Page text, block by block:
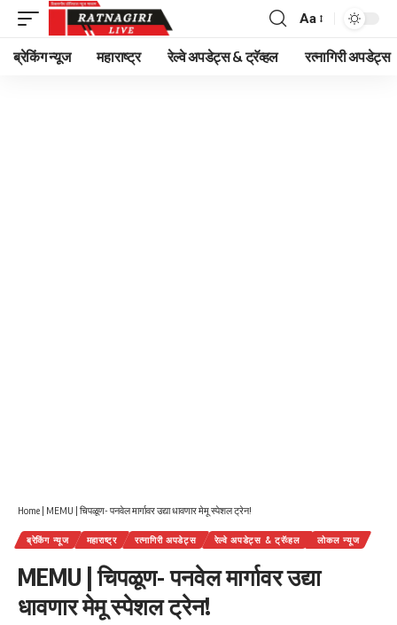
Font
Resizer
Aa
ब्रेकिंग न्यूज महाराष्ट्र रेल्वे अपडेट्स & ट्रॅव्हल रत्नागिरी अपडेट्स
Home | MEMU | चिपळूण- पनवेल मार्गावर उद्या धावणार मेमू स्पेशल ट्रेन!
ब्रेकिंग न्यूज महाराष्ट्र रत्नागिरी अपडेट्स रेल्वे अपडेट्स & ट्रॅव्हल लोकल न्यूज
MEMU | चिपळूण- पनवेल मार्गावर उद्या
धावणार मेमू स्पेशल ट्रेन!